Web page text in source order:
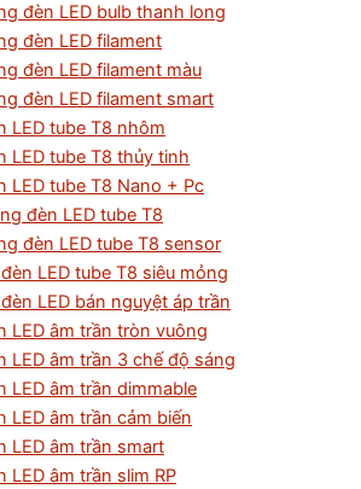
đèn LED bulb thanh long
đèn LED filament
đèn LED filament màu
đèn LED filament smart
LED tube T8 nhôm
LED tube T8 thủy tinh
LED tube T8 Nano + Pc
đèn LED tube T8
đèn LED tube T8 sensor
LED tube T8 siêu mỏng
LED bán nguyệt áp trần
LED âm trần tròn vuông
LED âm trần 3 chế độ sáng
LED âm trần dimmable
LED âm trần cảm biến
LED âm trần smart
LED âm trần slim RP